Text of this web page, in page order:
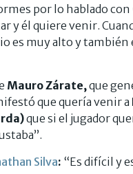
por lo hablado con
y él quiere venir.
es muy alto y
Mauro Zárate, que
que quería venir a
que si el jugador
Silva: “Es difícil y